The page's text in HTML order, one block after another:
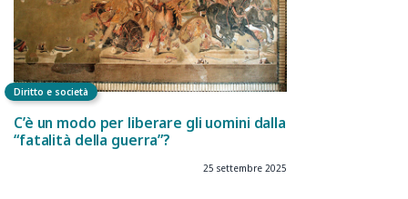
Diritto e società
C’è un modo per liberare gli uomini dalla
“fatalità della guerra”?
25 settembre 2025